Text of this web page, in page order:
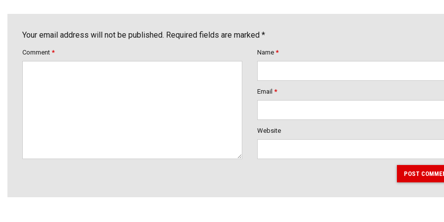
Your email address will not be published. Required fields are marked *
Comment * Name *
Email *
Website
POST